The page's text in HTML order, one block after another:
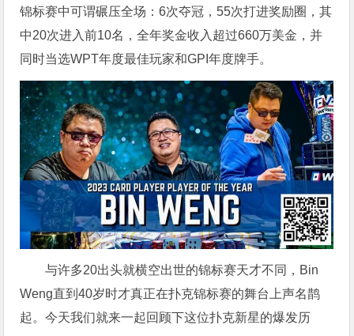
锦标赛中可谓碾压全场：6次夺冠，55次打进奖励圈，其
中20次进入前10名，全年奖金收入超过660万美金，并
同时当选WPT年度最佳玩家和GPI年度牌手。
与许多20出头就横空出世的锦标赛天才不同，Bin
Weng直到40岁时才真正在扑克锦标赛的舞台上声名鹊
起。今天我们就来一起回顾下这位扑克新星的爆发历